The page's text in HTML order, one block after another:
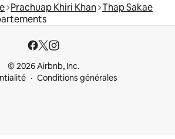
Prachuap Khiri Khan Thap Sakae
© 2026 Airbnb, Inc.
Conditions générales